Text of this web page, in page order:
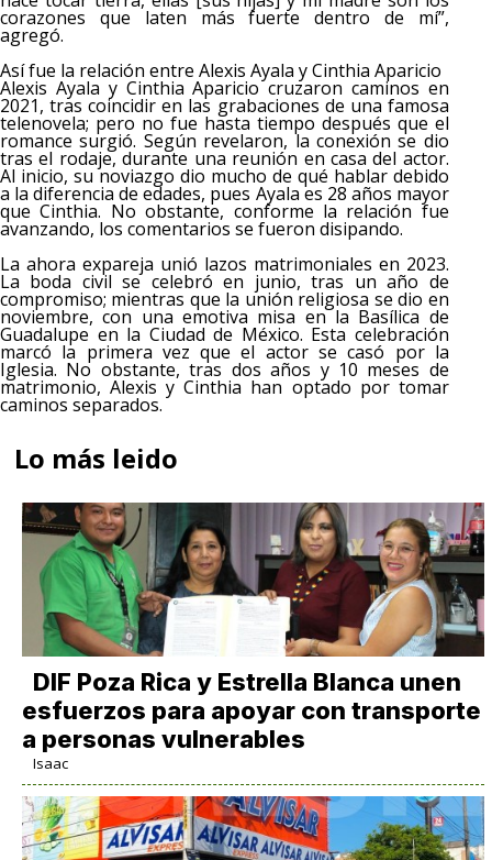
corazones que laten más fuerte dentro de mí”,
agregó.
Así fue la relación entre Alexis Ayala y Cinthia Aparicio
Alexis Ayala y Cinthia Aparicio cruzaron caminos en
2021, tras coincidir en las grabaciones de una famosa
telenovela; pero no fue hasta tiempo después que el
romance surgió. Según revelaron, la conexión se dio
tras el rodaje, durante una reunión en casa del actor.
Al inicio, su noviazgo dio mucho de qué hablar debido
a la diferencia de edades, pues Ayala es 28 años mayor
que Cinthia. No obstante, conforme la relación fue
avanzando, los comentarios se fueron disipando.
La ahora expareja unió lazos matrimoniales en 2023.
La boda civil se celebró en junio, tras un año de
compromiso; mientras que la unión religiosa se dio en
noviembre, con una emotiva misa en la Basílica de
Guadalupe en la Ciudad de México. Esta celebración
marcó la primera vez que el actor se casó por la
Iglesia. No obstante, tras dos años y 10 meses de
matrimonio, Alexis y Cinthia han optado por tomar
caminos separados.
Lo más leido
DIF Poza Rica y Estrella Blanca unen
esfuerzos para apoyar con transporte
a personas vulnerables
Isaac